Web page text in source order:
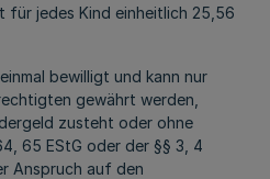
jedes Kind einheitlich 25,56
bewilligt und kann nur
gewährt werden,
zusteht oder ohne
65 EStG oder der §§ 3, 4
Anspruch auf den